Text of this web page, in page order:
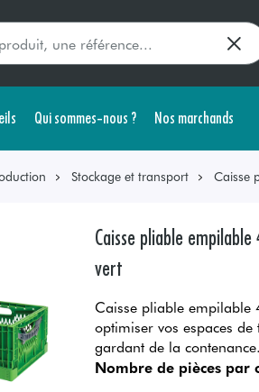
Qui sommes-nous ? Nos marchands
Stockage et transport Caisse
Caisse pliable
vert
Caisse pliable
optimiser vos espaces
gardant de la contenance.
Nombre de pièces par